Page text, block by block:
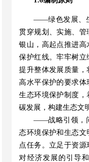
——绿色发展
贯穿规划、实施、
银山，高起点推进
保护红线。牢牢树立
提升整体发展质量
高水平保护的要求
生态环境保护制度
碳发展，构建生态文
——战略引领，
态环境保护和生态
点任务。立足于资
对经济发展的引导